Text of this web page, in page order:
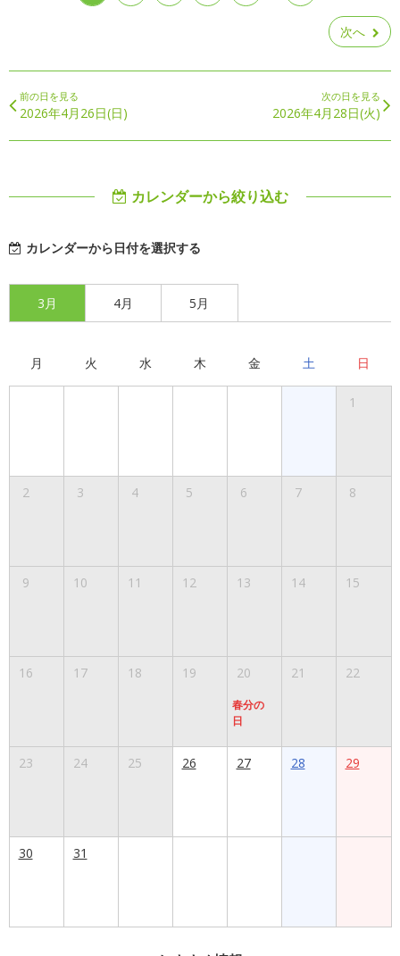
次へ
前の日を見る
2026年4月26日(日)
次の日を見る
2026年4月28日(火)
カレンダーから絞り込む
カレンダーから日付を選択する
3月 4月 5月
月 火 水 木 金 土 日
1
2 3 4 5 6 7 8
9 10 11 12 13 14 15
16 17 18 19 20
春分の
日
21 22
23 24 25 26 27 28 29
30 31